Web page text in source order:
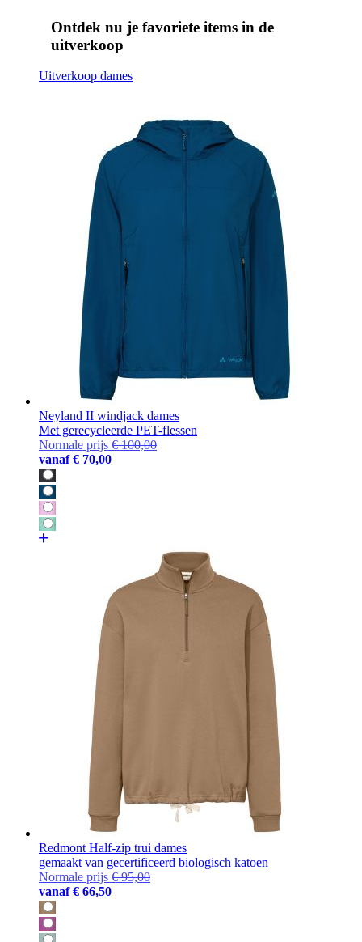
Ontdek nu je favoriete items in de
uitverkoop
Uitverkoop dames
Neyland II windjack dames
Met gerecycleerde PET-flessen
Normale prijs € 100,00
vanaf € 70,00
Redmont Half-zip trui dames
gemaakt van gecertificeerd biologisch katoen
Normale prijs € 95,00
vanaf € 66,50